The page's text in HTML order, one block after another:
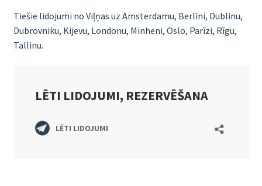
Tiešie lidojumi no Viļņas uz Amsterdamu, Berlīni, Dublinu,
Dubrovniku, Kijevu, Londonu, Minheni, Oslo, Parīzi, Rīgu,
Tallinu.